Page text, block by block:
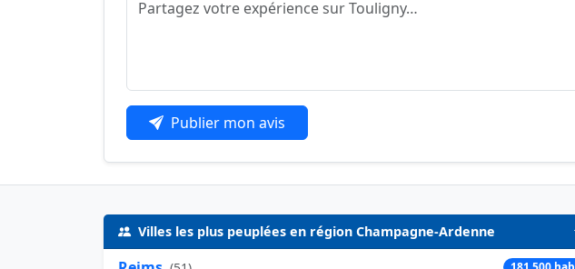
Publier mon avis
Villes les plus peuplées en région Champagne-Ardenne